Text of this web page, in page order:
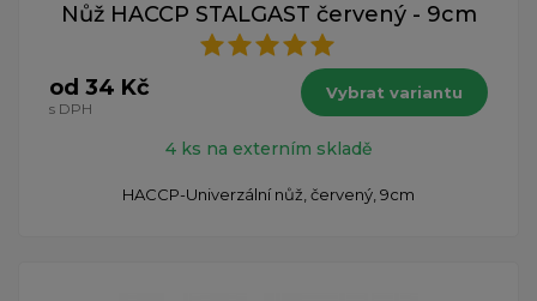
Nůž HACCP STALGAST červený - 9cm
od 34 Kč
s DPH
Vybrat variantu
4 ks na externím skladě
HACCP-Univerzální nůž, červený, 9cm